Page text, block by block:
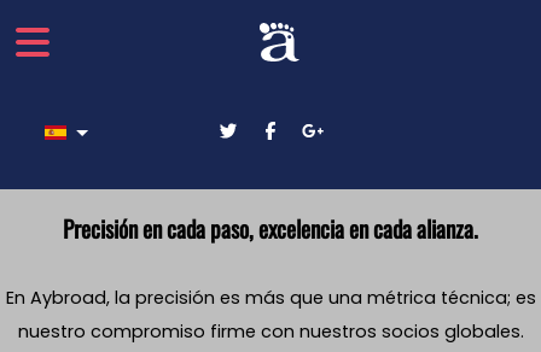
Seleccione su idioma
Precisión en cada paso, excelencia en cada alianza.
En Aybroad, la precisión es más que una métrica técnica; es
nuestro compromiso firme con nuestros socios globales.